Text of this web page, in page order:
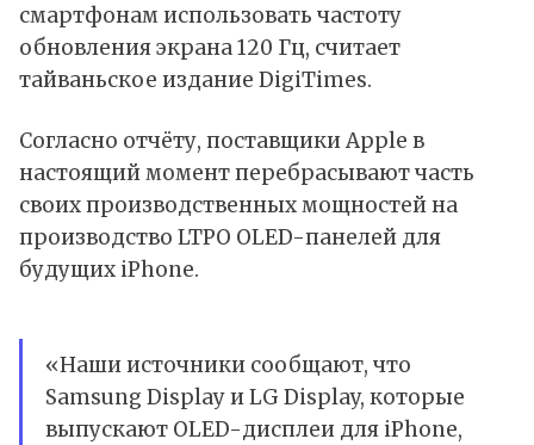
смартфонам использовать частоту
обновления экрана 120 Гц, считает
тайваньское издание DigiTimes.
Согласно отчёту, поставщики Apple в
настоящий момент перебрасывают часть
своих производственных мощностей на
производство LTPO OLED-панелей для
будущих iPhone.
«Наши источники сообщают, что
Samsung Display и LG Display, которые
выпускают OLED-дисплеи для iPhone,